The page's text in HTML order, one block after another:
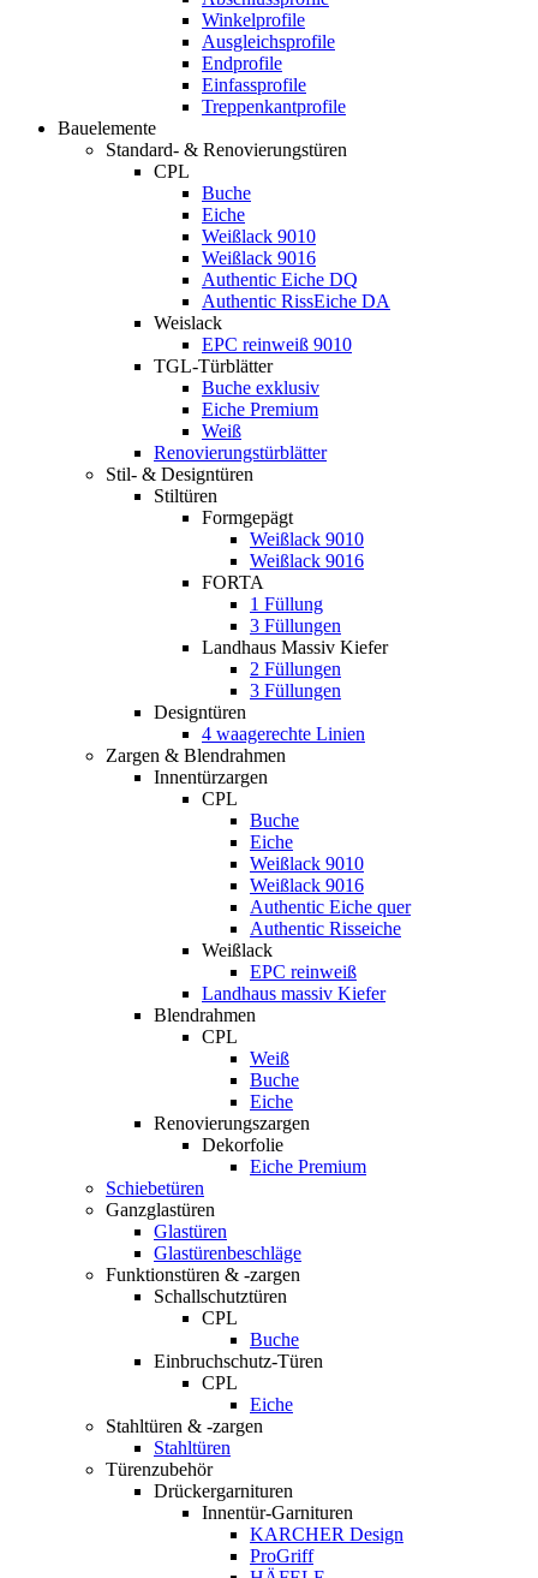
Winkelprofile
Ausgleichsprofile
Endprofile
Einfassprofile
Treppenkantprofile
Bauelemente
Standard- & Renovierungstüren
CPL
Buche
Eiche
Weißlack 9010
Weißlack 9016
Authentic Eiche DQ
Authentic RissEiche DA
Weislack
EPC reinweiß 9010
TGL-Türblätter
Buche exklusiv
Eiche Premium
Weiß
Renovierungstürblätter
Stil- & Designtüren
Stiltüren
Formgepägt
Weißlack 9010
Weißlack 9016
FORTA
1 Füllung
3 Füllungen
Landhaus Massiv Kiefer
2 Füllungen
3 Füllungen
Designtüren
4 waagerechte Linien
Zargen & Blendrahmen
Innentürzargen
CPL
Buche
Eiche
Weißlack 9010
Weißlack 9016
Authentic Eiche quer
Authentic Risseiche
Weißlack
EPC reinweiß
Landhaus massiv Kiefer
Blendrahmen
CPL
Weiß
Buche
Eiche
Renovierungszargen
Dekorfolie
Eiche Premium
Schiebetüren
Ganzglastüren
Glastüren
Glastürenbeschläge
Funktionstüren & -zargen
Schallschutztüren
CPL
Buche
Einbruchschutz-Türen
CPL
Eiche
Stahltüren & -zargen
Stahltüren
Türenzubehör
Drückergarnituren
Innentür-Garnituren
KARCHER Design
ProGriff